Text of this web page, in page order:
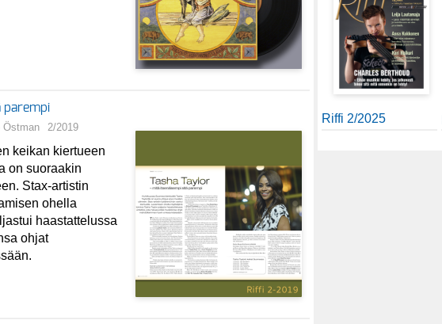
parempi
Östman 2/2019
keikan kiertueen
on suoraakin
Stax-artistin
ohella
haastattelussa
ohjat
Riffi 2/2025